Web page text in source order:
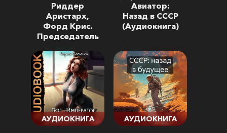
Риддер
Аристарх,
Форд Крис.
Председатель
Авиатор:
Назад в СССР
(Аудиокнига)
АУДИОКНИГА АУДИОКНИГА